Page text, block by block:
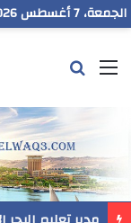
الجمعة، 7 أغسطس 2026 6:06 م
القائمة